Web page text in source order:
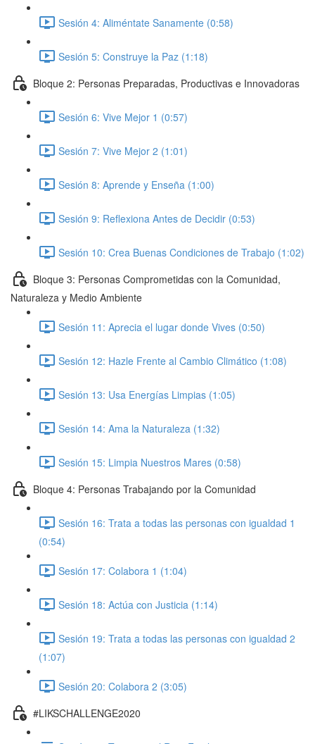
Sesión 4: Aliméntate Sanamente (0:58)
Sesión 5: Construye la Paz (1:18)
Bloque 2: Personas Preparadas, Productivas e Innovadoras
Sesión 6: Vive Mejor 1 (0:57)
Sesión 7: Vive Mejor 2 (1:01)
Sesión 8: Aprende y Enseña (1:00)
Sesión 9: Reflexiona Antes de Decidir (0:53)
Sesión 10: Crea Buenas Condiciones de Trabajo (1:02)
Bloque 3: Personas Comprometidas con la Comunidad,
Naturaleza y Medio Ambiente
Sesión 11: Aprecia el lugar donde Vives (0:50)
Sesión 12: Hazle Frente al Cambio Climático (1:08)
Sesión 13: Usa Energías Limpias (1:05)
Sesión 14: Ama la Naturaleza (1:32)
Sesión 15: Limpia Nuestros Mares (0:58)
Bloque 4: Personas Trabajando por la Comunidad
Sesión 16: Trata a todas las personas con igualdad 1
(0:54)
Sesión 17: Colabora 1 (1:04)
Sesión 18: Actúa con Justicia (1:14)
Sesión 19: Trata a todas las personas con igualdad 2
(1:07)
Sesión 20: Colabora 2 (3:05)
#LIKSCHALLENGE2020